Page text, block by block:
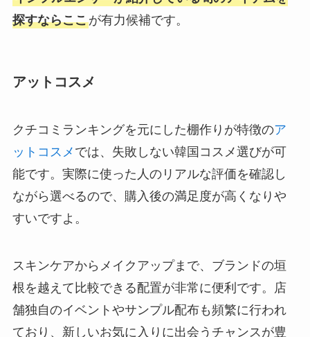
探すならここが有力候補です。
アットコスメ
クチコミランキングを元にした棚作りが特徴のア
ットコスメ では、失敗しない韓国コスメ選びが可
能です。実際に使った人のリアルな評価を確認し
ながら選べるので、購入後の満足度が高くなりや
すいですよ。
スキンケアからメイクアップまで、ブランドの垣
根を越えて比較できる配置が非常に便利です。店
舗独自のイベントやサンプル配布も頻繁に行われ
ており、新しいお気に入りに出会うチャンスが豊